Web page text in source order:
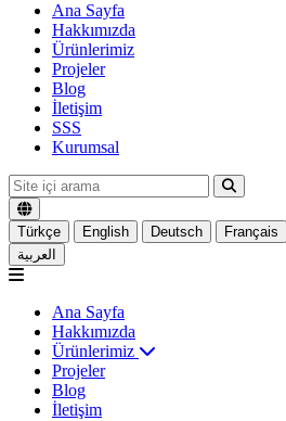
Ana Sayfa
Hakkımızda
Ürünlerimiz
Projeler
Blog
İletişim
SSS
Kurumsal
Türkçe English Deutsch Français
العربية
Ana Sayfa
Hakkımızda
Ürünlerimiz
Projeler
Blog
İletişim